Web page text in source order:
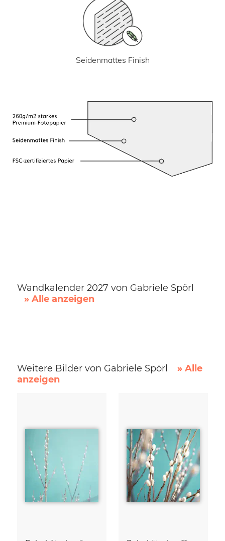
Seidenmattes Finish
Wandkalender 2027 von Gabriele Spörl
» Alle anzeigen
Weitere Bilder von Gabriele Spörl
» Alle
anzeigen